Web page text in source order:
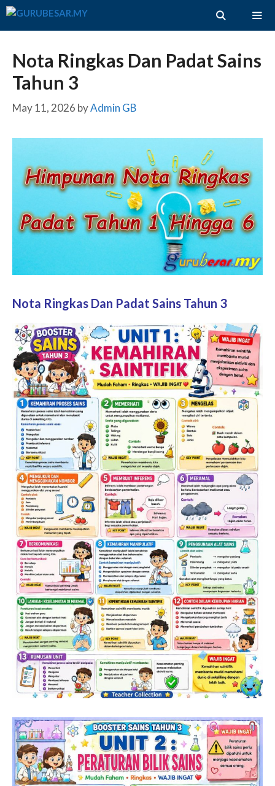
Skip
Nota Ringkas Dan Padat Sains
Tahun 3
May 11, 2026 byAdmin GB
Nota Ringkas Dan Padat Sains Tahun 3